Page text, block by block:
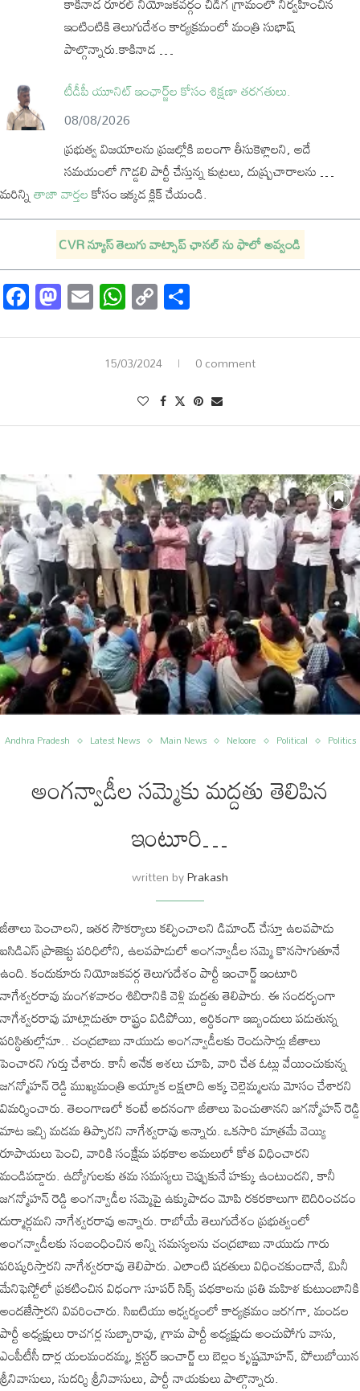
ఇంటింటికి తెలుగుదేశం కార్యక్రమంలో మంత్రి సుభాష్
పాల్గొన్నారు.కాకినాడ …
టీడీపీ యూనిట్ ఇంఛార్జ్‌ల కోసం శిక్షణా తరగతులు.
08/08/2026
ప్రభుత్వ విజయాలను ప్రజల్లోకి బలంగా తీసుకెళ్లాలని, అదే
సమయంలో గొడ్డలి పార్టీ చేస్తున్న కుట్రలు, దుష్ప్రచారాలను …
మరిన్నితాజా వార్తలకోసం ఇక్కడ క్లిక్ చేయండి.
CVR న్యూస్ తెలుగు వాట్సాప్ ఛానల్ ను ఫాలో అవ్వండి
Facebook
Mastodon
EmailWhatsApp
Copy
Link
15/03/2024 0 comment
Andhra Pradesh Latest News Main News Neloore Political Politics
అంగన్వాడీల సమ్మెకు మద్దతు తెలిపిన
ఇంటూరి…
written byPrakash
జీతాలు పెంచాలని, ఇతర సౌకర్యాలు కల్పించాలని డిమాండ్ చేస్తూ ఉలవపాడు
ఐసిడిఎస్ ప్రాజెక్టు పరిధిలోని, ఉలవపాడులో అంగన్వాడీల సమ్మె కొనసాగుతూనే
ఉంది. కందుకూరు నియోజకవర్గ తెలుగుదేశం పార్టీ ఇంచార్జ్ ఇంటూరి
నాగేశ్వరరావు మంగళవారం శిబిరానికి వెళ్లి మద్దతు తెలిపారు. ఈ సందర్భంగా
నాగేశ్వరరావు మాట్లాడుతూ రాష్ట్రం విడిపోయి, ఆర్థికంగా ఇబ్బందులు పడుతున్న
పరిస్థితుల్లోనూ.. చంద్రబాబు నాయుడు అంగన్వాడీలకు రెండుసార్లు జీతాలు
పెంచారని గుర్తు చేశారు. కానీ అనేక ఆశలు చూపి, వారి చేత ఓట్లు వేయించుకున్న
జగన్మోహన్ రెడ్డి ముఖ్యమంత్రి అయ్యాక లక్షలాది అక్క చెల్లెమ్మలను మోసం చేశారని
విమర్శించారు. తెలంగాణలో కంటే అదనంగా జీతాలు పెంచుతానని జగన్మోహన్ రెడ్డి
మాట ఇచ్చి మడమ తిప్పారని నాగేశ్వరావు అన్నారు. ఒకసారి మాత్రమే వెయ్యి
రూపాయలు పెంచి, వారికి సంక్షేమ పథకాల అమలులో కోత విధించారని
మండిపడ్డారు. ఉద్యోగులకు తమ సమస్యలు చెప్పుకునే హక్కు ఉంటుందని, కానీ
జగన్మోహన్ రెడ్డి అంగన్వాడీల సమ్మెపై ఉక్కుపాదం మోపి రకరకాలుగా బెదిరించడం
దుర్మార్గమని నాగేశ్వరరావు అన్నారు. రాబోయే తెలుగుదేశం ప్రభుత్వంలో
అంగన్వాడీలకు సంబంధించిన అన్ని సమస్యలను చంద్రబాబు నాయుడు గారు
పరిష్కరిస్తారని నాగేశ్వరరావు తెలిపారు. ఎలాంటి షరతులు విధించకుండానే, మినీ
మేనిఫెస్టోలో ప్రకటించిన విధంగా సూపర్ సిక్స్ పథకాలను ప్రతి మహిళ కుటుంబానికి
అందజేస్తారని వివరించారు. సిఐటియు ఆధ్వర్యంలో కార్యక్రమం జరగగా, మండల
పార్టీ అధ్యక్షులు రాచగర్ల సుబ్బారావు, గ్రామ పార్టీ అధ్యక్షుడు అంచుపోగు వాసు,
ఎంపీటీసీ దార్ల యలమందమ్మ, క్లస్టర్ ఇంచార్జ్ లు బెల్లం కృష్ణమోహన్, పోలుబోయిన
శ్రీనివాసులు, సుదర్శి శ్రీనివాసులు, పార్టీ నాయకులు పాల్గొన్నారు.